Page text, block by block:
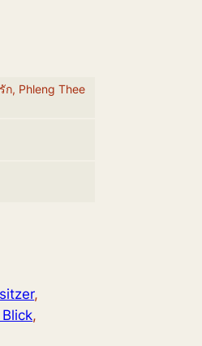
ก, Phleng Thee